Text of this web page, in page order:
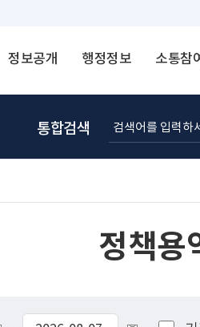
정보공개 행정정보 소통참
통합검색
정책용